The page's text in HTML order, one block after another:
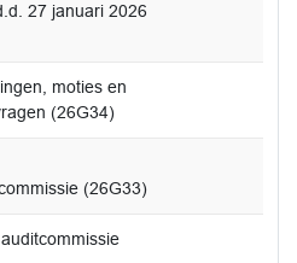
27 januari 2026
moties en
(26G34)
(26G33)